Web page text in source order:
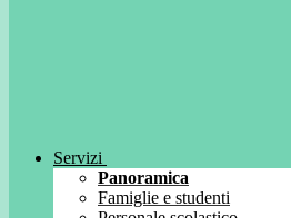
Servizi
Panoramica
Famiglie e studenti